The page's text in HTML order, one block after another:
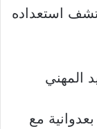
استعداده
المهني
مع